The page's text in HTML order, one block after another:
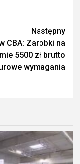
Następny
CBA: Zarobki na
5500 zł brutto
wymagania